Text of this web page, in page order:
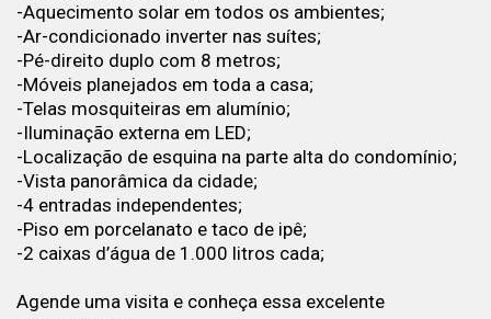
-Aquecimento solar em todos os ambientes;
-Ar-condicionado inverter nas suítes;
-Pé-direito duplo com 8 metros;
-Móveis planejados em toda a casa;
-Telas mosquiteiras em alumínio;
-Iluminação externa em LED;
-Localização de esquina na parte alta do condomínio;
-Vista panorâmica da cidade;
-4 entradas independentes;
-Piso em porcelanato e taco de ipê;
-2 caixas d’água de 1.000 litros cada;
Agende uma visita e conheça essa excelente